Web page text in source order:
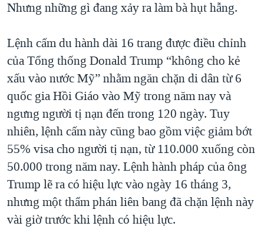
QUAN HỆ VIỆT MỸ
Nhưng những gì đang xảy ra làm bà hụt hẫng.
Lệnh cấm du hành dài 16 trang được điều chỉnh
của Tổng thống Donald Trump “không cho kẻ
xấu vào nước Mỹ” nhằm ngăn chặn di dân từ 6
quốc gia Hồi Giáo vào Mỹ trong năm nay và
ngưng người tị nạn đến trong 120 ngày. Tuy
nhiên, lệnh cấm này cũng bao gồm việc giảm bớt
55% visa cho người tị nạn, từ 110.000 xuống còn
50.000 trong năm nay. Lệnh hành pháp của ông
Trump lẽ ra có hiệu lực vào ngày 16 tháng 3,
nhưng một thẩm phán liên bang đã chặn lệnh này
vài giờ trước khi lệnh có hiệu lực.